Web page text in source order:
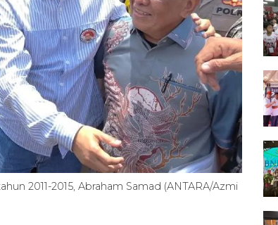
2011-2015, Abraham Samad (ANTARA/Azmi